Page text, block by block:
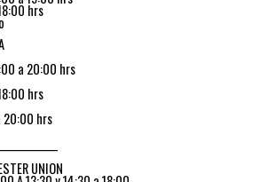
hrs
a 20:00 hrs
hrs
20:00 hrs
UNION